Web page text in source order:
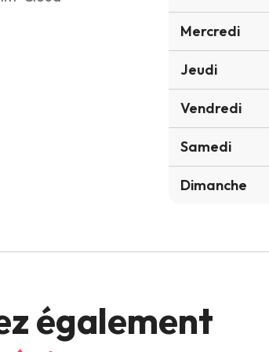
Mercredi
Jeudi
Vendredi
Samedi
Dimanche
également